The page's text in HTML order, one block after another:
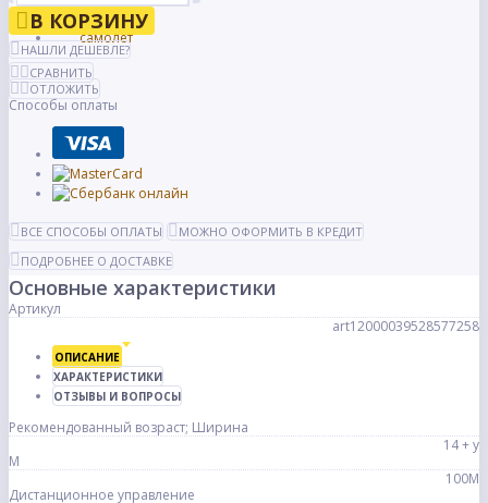
В КОРЗИНУ
НАШЛИ ДЕШЕВЛЕ?
СРАВНИТЬ
ОТЛОЖИТЬ
Способы оплаты
ВСЕ СПОСОБЫ ОПЛАТЫ
МОЖНО ОФОРМИТЬ В КРЕДИТ
ПОДРОБНЕЕ О ДОСТАВКЕ
Основные характеристики
Артикул
art12000039528577258
ОПИСАНИЕ
ХАРАКТЕРИСТИКИ
ОТЗЫВЫ И ВОПРОСЫ
Рекомендованный возраст; Ширина
14 + y
M
100M
Дистанционное управление